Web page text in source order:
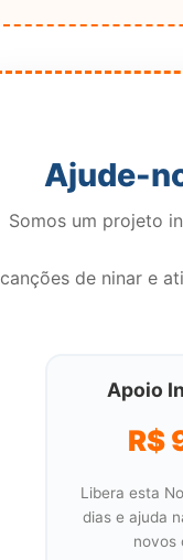
Ajude-
Somos um projeto
canções de ninar e
Apoio
R$
Libera esta
dias e ajuda
novos